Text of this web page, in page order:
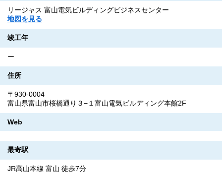
リージャス 富山電気ビルディングビジネスセンター
地図を見る
竣工年
ー
住所
〒930-0004
富山県富山市桜橋通り３−１富山電気ビルディング本館2F
Web
最寄駅
JR高山本線 富山 徒歩7分